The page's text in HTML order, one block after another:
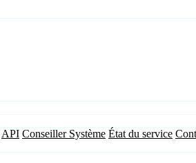
API Conseiller Système État du service